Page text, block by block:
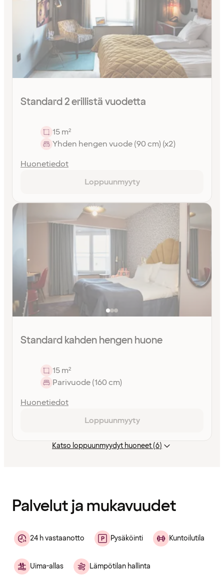
Standard 2 erillistä vuodetta
15 m²
Yhden hengen vuode (90 cm) (x2)
Huonetiedot
Loppuunmyyty
Standard kahden hengen huone
15 m²
Parivuode (160 cm)
Huonetiedot
Loppuunmyyty
Katso loppuunmyydyt huoneet (6)
Palvelut ja mukavuudet
24 h vastaanotto Pysäköinti Kuntoilutila
Uima-allas Lämpötilan hallinta